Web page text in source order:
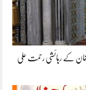
کے رہائشی رحمت علی